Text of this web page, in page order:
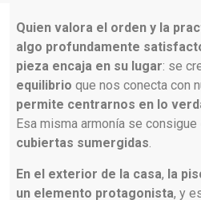
Quien valora el orden y la
algo profundamente
pieza encaja en su lugar: se
equilibrio que nos conecta con
permite centrarnos en lo
Esa misma armonía se consigue
cubiertas sumergidas.
En el exterior de la casa, la
un elemento protagonista, y